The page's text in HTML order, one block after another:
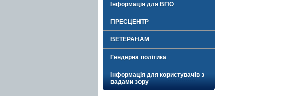
Інформація для ВПО
ПРЕСЦЕНТР
ВЕТЕРАНАМ
Гендерна політика
Інформація для користувачів з
вадами зору